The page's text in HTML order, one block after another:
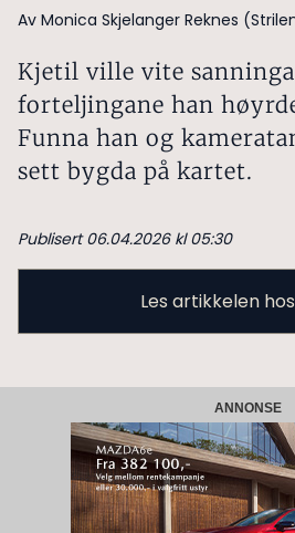
Av Monica Skjelanger Reknes
Kjetil ville vite
forteljingane han
Funna han og
sett bygda på kartet.
Publisert 06.04.2026 kl 05:30
Les artikkelen
ANNONSE